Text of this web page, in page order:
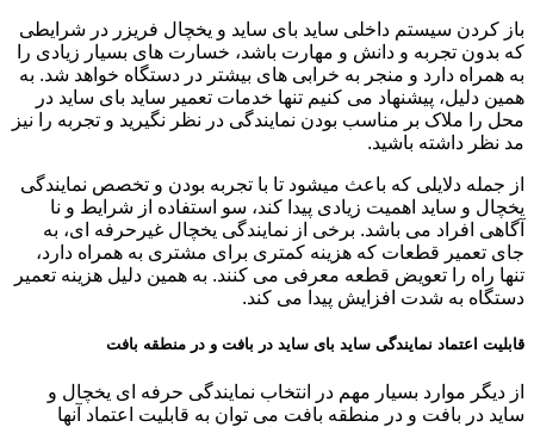
باز کردن سیستم داخلی ساید بای ساید و یخچال فریزر در شرایطی
که بدون تجربه و دانش و مهارت باشد، خسارت های بسیار زیادی را
به همراه دارد و منجر به خرابی های بیشتر در دستگاه خواهد شد. به
همین دلیل، پیشنهاد می کنیم تنها خدمات تعمیر ساید بای ساید در
محل را ملاک بر مناسب بودن نمایندگی در نظر نگیرید و تجربه را نیز
مد نظر داشته باشید.
از جمله دلایلی که باعث میشود تا با تجربه بودن و تخصص نمایندگی
یخچال و ساید اهمیت زیادی پیدا کند، سو استفاده از شرایط و نا
آگاهی افراد می باشد. برخی از نمایندگی یخچال غیرحرفه ای، به
جای تعمیر قطعات که هزینه کمتری برای مشتری به همراه دارد،
تنها راه را تعویض قطعه معرفی می کنند. به همین دلیل هزینه تعمیر
دستگاه به شدت افزایش پیدا می کند.
قابلیت اعتماد نمایندگی ساید بای ساید در بافت و در منطقه بافت
از دیگر موارد بسیار مهم در انتخاب نمایندگی حرفه ای یخچال و
ساید در بافت و در منطقه بافت می توان به قابلیت اعتماد آنها